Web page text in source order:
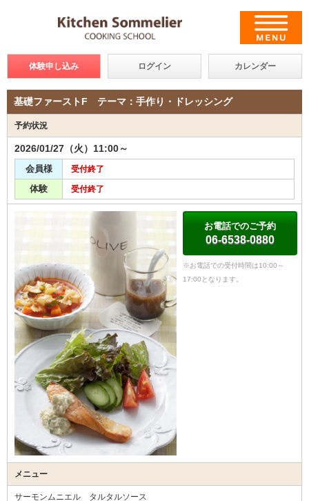
体験申し込み ログイン カレンダー
基礎ファーストF テーマ：手作り・ドレッシング
予約状況
2026/01/27（火）11:00～
会員様 受付終了
体験 受付終了
お電話でのご予約
06-6538-0880
※お電話での受付時間は10:00～
17:00となります。
メニュー
サーモンムニエル タルタルソース